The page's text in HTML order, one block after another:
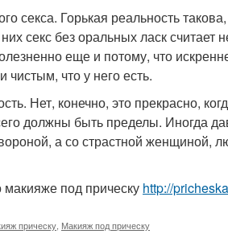
секса. Горькая реальность
секс без оральных ласк
еще и потому, что
что у него есть.
Нет, конечно, это прекрасно,
должны быть пределы. Иногда
а со страстной женщиной,
макияже под прическу http://
прическу Макияж под прическу